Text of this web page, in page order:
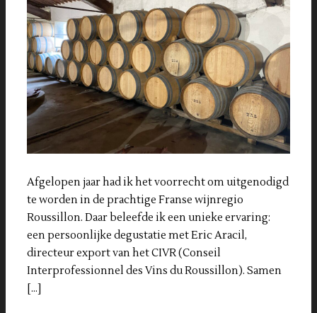
Afgelopen jaar had ik het voorrecht om uitgenodigd
te worden in de prachtige Franse wijnregio
Roussillon. Daar beleefde ik een unieke ervaring:
een persoonlijke degustatie met Eric Aracil,
directeur export van het CIVR (Conseil
Interprofessionnel des Vins du Roussillon). Samen
[…]